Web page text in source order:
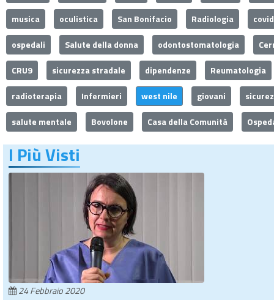
musica
oculistica San Bonifacio Radiologia
ospedali
Salute della donna odontostomatologia
CRU9
sicurezza stradale dipendenze
Reumatologia
radioterapia
Infermieri west nile giovani
salute mentale
Bovolone Casa della Comunità
I Più Visti
24 Febbraio 2020